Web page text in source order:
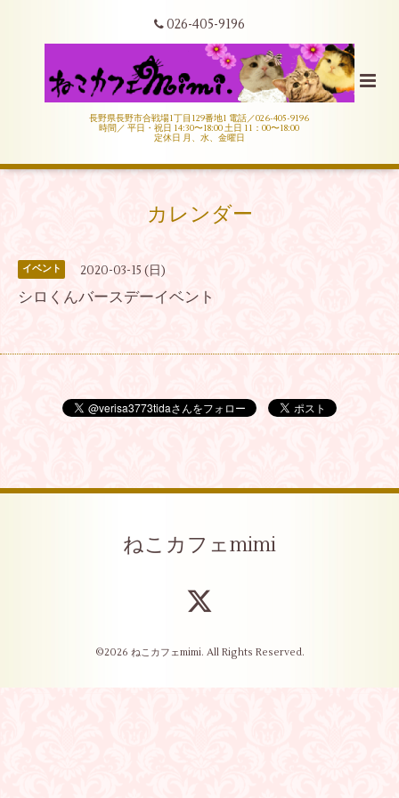
026-405-9196
長野県長野市合戦場1丁目129番地1 電話／026-405-9196
時間／ 平日・祝日 14:30〜18:00 土日 11：00〜18:00
定休日 月、水、金曜日
カレンダー
イベント 2020-03-15 (日)
シロくんバースデーイベント
ねこカフェmimi
©2026 ねこカフェmimi. All Rights Reserved.